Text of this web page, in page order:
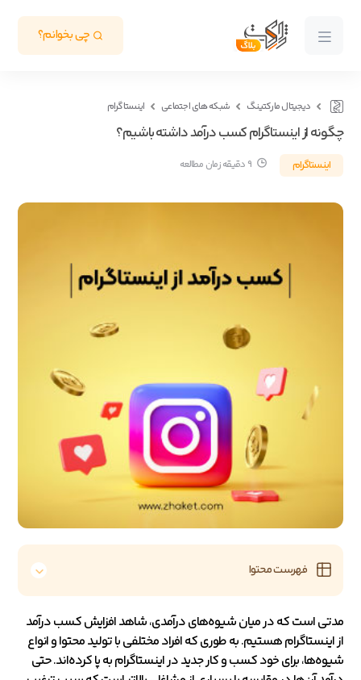
چی بخوانم؟
دیجیتال مارکتینگ شبکه های اجتماعی اینستاگرام
چگونه از اینستاگرام کسب درآمد داشته باشیم؟
اینستاگرام 9 دقیقه زمان مطالعه
فهرست محتوا
مدتی است که در میان شیوه‌های درآمدی، شاهد افزایش کسب درآمد
از اینستاگرام هستیم. به طوری که افراد مختلفی با تولید محتوا و انواع
شیوه‌ها، برای خود کسب و کار جدید در اینستاگرام به پا کرده‌اند. حتی